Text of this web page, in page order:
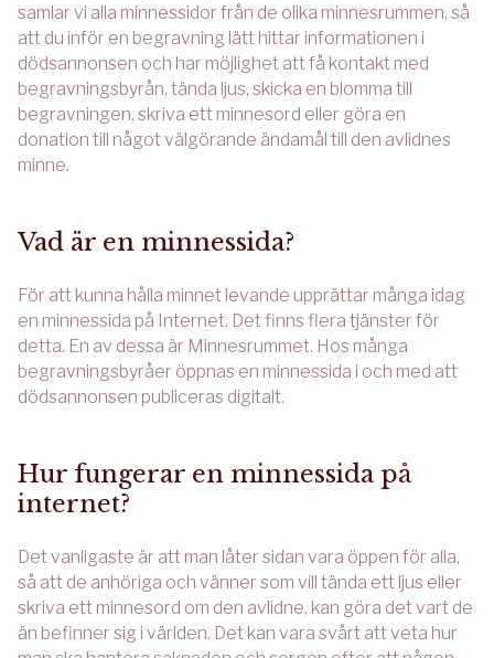
samlar vi alla minnessidor från de olika minnesrummen, så
att du inför en begravning lätt hittar informationen i
dödsannonsen och har möjlighet att få kontakt med
begravningsbyrån, tända ljus, skicka en blomma till
begravningen, skriva ett minnesord eller göra en
donation till något välgörande ändamål till den avlidnes
minne.
Vad är en minnessida?
För att kunna hålla minnet levande upprättar många idag
en minnessida på Internet. Det finns flera tjänster för
detta. En av dessa är Minnesrummet. Hos många
begravningsbyråer öppnas en minnessida i och med att
dödsannonsen publiceras digitalt.
Hur fungerar en minnessida på
internet?
Det vanligaste är att man låter sidan vara öppen för alla,
så att de anhöriga och vänner som vill tända ett ljus eller
skriva ett minnesord om den avlidne, kan göra det vart de
än befinner sig i världen. Det kan vara svårt att veta hur